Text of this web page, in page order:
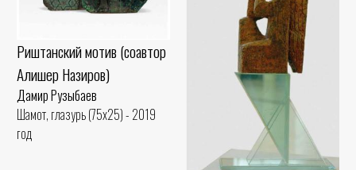
Риштанский мотив (соавтор
Алишер Назиров)
Дамир Рузыбаев
Шамот, глазурь (75x25) - 2019
год